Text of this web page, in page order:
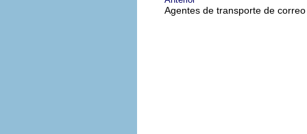
Agentes de transporte de correo